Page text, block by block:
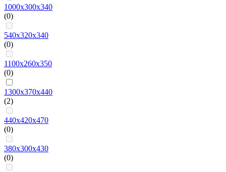
1000х300х340
(0)
540х320х340
(0)
1100х260х350
(0)
1300х370х440
(2)
440х420х470
(0)
380х300х430
(0)